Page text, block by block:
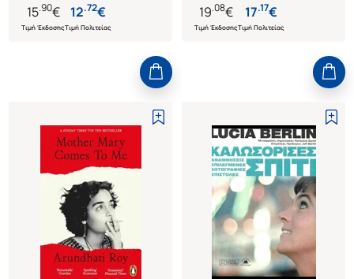
15.90€
Τιμή Έκδοσης
12.72€
Τιμή Πολιτείας
19.08€
Τιμή Έκδοσης
17.17€
Τιμή Πολιτείας